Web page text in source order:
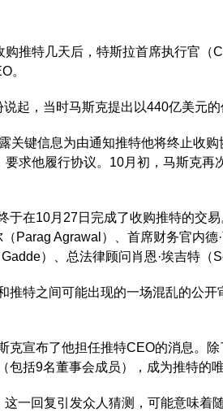
特几天后，特斯拉首席执行官（
。
，当时马斯克提出以440亿美元的
键信息为由通知推特他将终止收购
求他履行协议。10月初，马斯克再
在10月27日完成了收购推特的交易
Parag Agrawal）、首席财务官内
）、总法律顾问肖恩·埃吉特（
特之间可能出现的一场混乱的公开
宣布了他担任推特CEO的消息。除
括9名董事会成员），成为推特的唯
回复引发众人猜测，可能意味着